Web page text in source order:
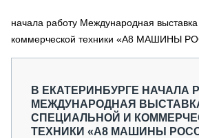
СПЕЦПРОЕКТЫ
МЕРОПРИЯТИЯ
СТАТЬИ ПО КАТЕГОРИЯМ ТЕХНИКИ
начала работу Международная
коммерческой техники «А8 МАШИНЫ
В ЕКАТЕРИНБУРГЕ НАЧАЛА
МЕЖДУНАРОДНАЯ
СПЕЦИАЛЬНОЙ И
ТЕХНИКИ «А8 МАШИНЫ